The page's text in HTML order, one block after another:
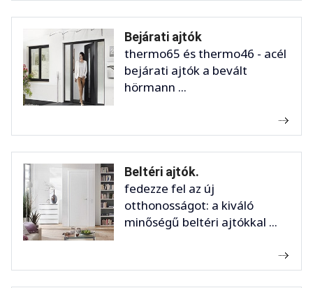
Bejárati ajtók
thermo65 és thermo46 - acél
bejárati ajtók a bevált
hörmann ...
Beltéri ajtók.
fedezze fel az új
otthonosságot: a kiváló
minőségű beltéri ajtókkal ...